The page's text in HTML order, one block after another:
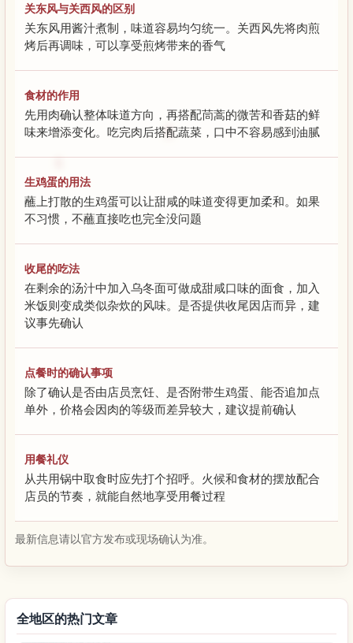
关东风与关西风的区别
关东风用酱汁煮制，味道容易均匀统一。关西风先将肉煎
烤后再调味，可以享受煎烤带来的香气
食材的作用
先用肉确认整体味道方向，再搭配茼蒿的微苦和香菇的鲜
味来增添变化。吃完肉后搭配蔬菜，口中不容易感到油腻
生鸡蛋的用法
蘸上打散的生鸡蛋可以让甜咸的味道变得更加柔和。如果
不习惯，不蘸直接吃也完全没问题
收尾的吃法
在剩余的汤汁中加入乌冬面可做成甜咸口味的面食，加入
米饭则变成类似杂炊的风味。是否提供收尾因店而异，建
议事先确认
点餐时的确认事项
除了确认是否由店员烹饪、是否附带生鸡蛋、能否追加点
单外，价格会因肉的等级而差异较大，建议提前确认
用餐礼仪
从共用锅中取食时应先打个招呼。火候和食材的摆放配合
店员的节奏，就能自然地享受用餐过程
最新信息请以官方发布或现场确认为准。
全地区的热门文章